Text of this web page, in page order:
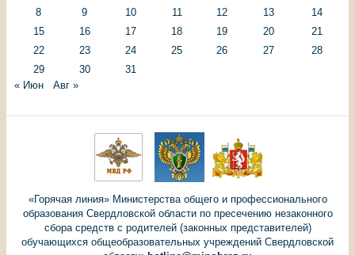
8
9 10 11 12 13
14
15
16 17 18 19 20
21
22
23 24 25 26 27
28
29
30
31
« Июн
Авг »
«Горячая линия» Министерства общего и профессионального
образования Свердловской области по пресечению незаконного
сбора средств с родителей (законных представителей)
обучающихся общеобразовательных учреждений Свердловской